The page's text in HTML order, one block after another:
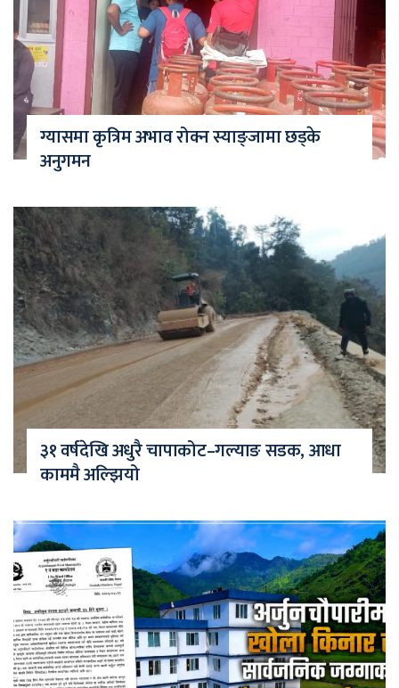
ग्यासमा कृत्रिम अभाव रोक्न स्याङ्जामा छड्के
अनुगमन
३१ वर्षदेखि अधुरै चापाकोट–गल्याङ सडक, आधा
काममै अल्झियो